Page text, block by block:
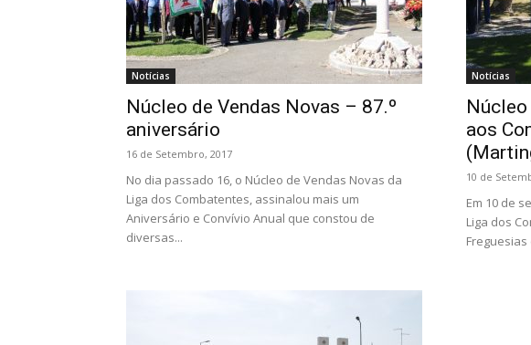
Notícias
Núcleo de Vendas Novas – 87.º
aniversário
16 de Setembro, 2017
No dia passado 16, o Núcleo de Vendas Novas da
Liga dos Combatentes, assinalou mais um
Aniversário e Convívio Anual que constou de
diversas...
Notícias
aos
10 de
Em 10 de
Liga dos